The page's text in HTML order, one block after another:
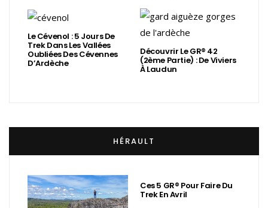
Le Cévenol : 5 Jours De
Trek Dans Les Vallées
Oubliées Des Cévennes
D’Ardèche
Découvrir Le GR® 42
(2ème Partie) : De Viviers
À Laudun
HÉRAULT
Ces 5 GR® Pour Faire Du
Trek En Avril